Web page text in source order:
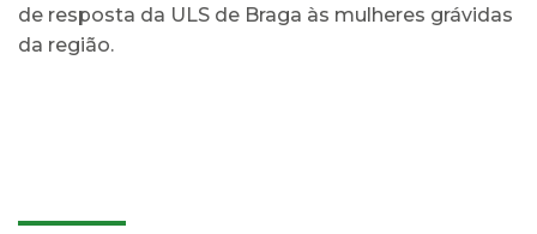
de resposta da ULS de Braga às mulheres grávidas
da região.